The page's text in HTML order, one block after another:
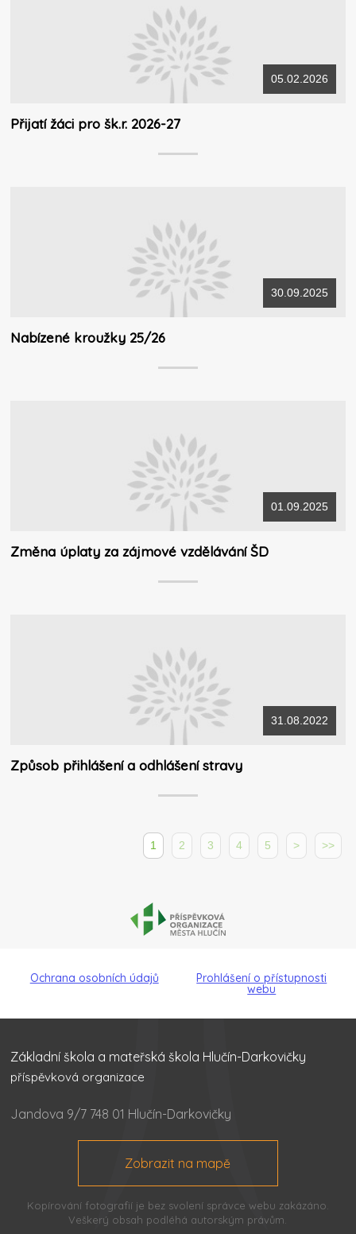
05.02.2026
Přijatí žáci pro šk.r. 2026-27
30.09.2025
Nabízené kroužky 25/26
01.09.2025
Změna úplaty za zájmové vzdělávání ŠD
31.08.2022
Způsob přihlášení a odhlášení stravy
1 2 3 4 5 > >>
Ochrana osobních údajů Prohlášení o přístupnosti
webu
Základní škola a mateřská škola Hlučín-Darkovičky
příspěvková organizace
Jandova 9/7 748 01 Hlučín-Darkovičky
Zobrazit na mapě
Kopírování fotografií je bez svolení správce webu zakázáno.
Veškerý obsah podléhá autorským právům.